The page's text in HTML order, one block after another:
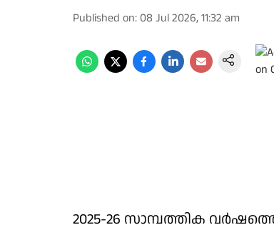
Published on: 08 Jul 2026, 11:32 am
2025-26 സാമ്പത്തിക